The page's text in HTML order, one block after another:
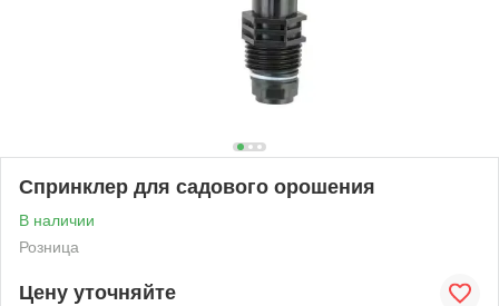
Спринклер для садового орошения
В наличии
Розница
Цену уточняйте